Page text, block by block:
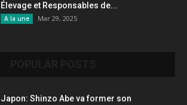
Élevage et Responsables de...
A la une Mar 29, 2025
Japon: Shinzo Abe va former son